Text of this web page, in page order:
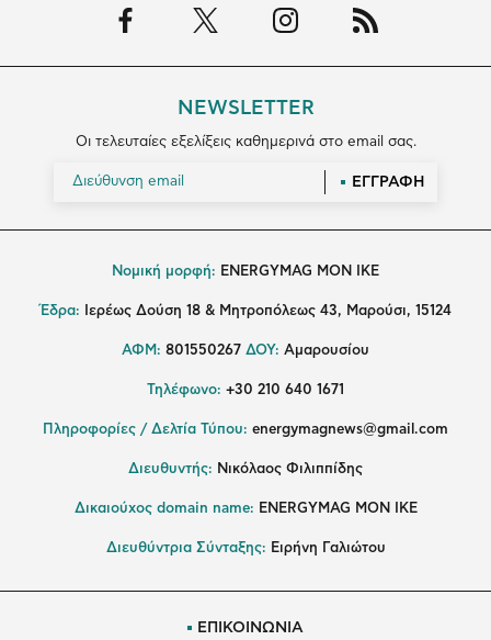
NEWSLETTER
Οι τελευταίες εξελίξεις καθημερινά στο email σας.
ΕΓΓΡΑΦΗ
Νομική μορφή: ENERGYMAG MON IKE
Έδρα: Ιερέως Δούση 18 & Μητροπόλεως 43, Μαρούσι, 15124
ΑΦΜ: 801550267 ΔΟΥ: Αμαρουσίου
Τηλέφωνο: +30 210 640 1671
Πληροφορίες / Δελτία Τύπου: energymagnews@gmail.com
Διευθυντής: Νικόλαος Φιλιππίδης
Δικαιούχος domain name: ENERGYMAG ΜΟΝ ΙΚΕ
Διευθύντρια Σύνταξης: Ειρήνη Γαλιώτου
ΕΠΙΚΟΙΝΩΝΙΑ